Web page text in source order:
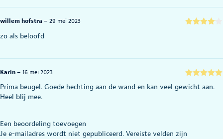
willem hofstra – 29 mei 2023
zo als beloofd
5uit 5
Karin – 16 mei 2023
Prima beugel. Goede hechting aan de wand en kan veel gewicht aan.
Heel blij mee.
Een beoordeling toevoegen
Je e-mailadres wordt niet gepubliceerd. Vereiste velden zijn